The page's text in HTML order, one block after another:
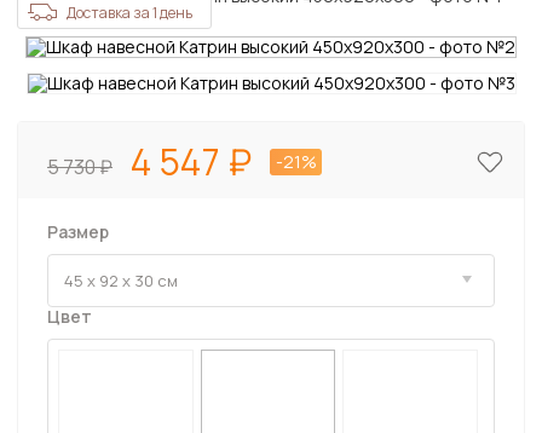
Доставка за 1 день
5 730 4 547 -21%
Размер
Цвет